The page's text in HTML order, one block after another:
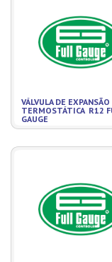
VÁLVULA DE EXPANSÃO
TERMOSTÁTICA R12
GAUGE